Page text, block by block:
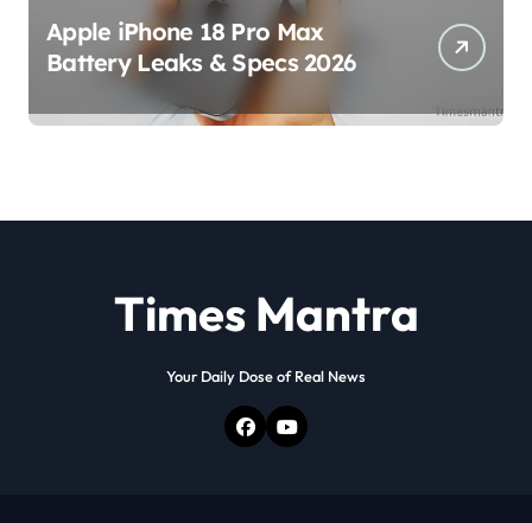
Apple iPhone 18 Pro Max
Battery Leaks & Specs 2026
Times Mantra
Your Daily Dose of Real News